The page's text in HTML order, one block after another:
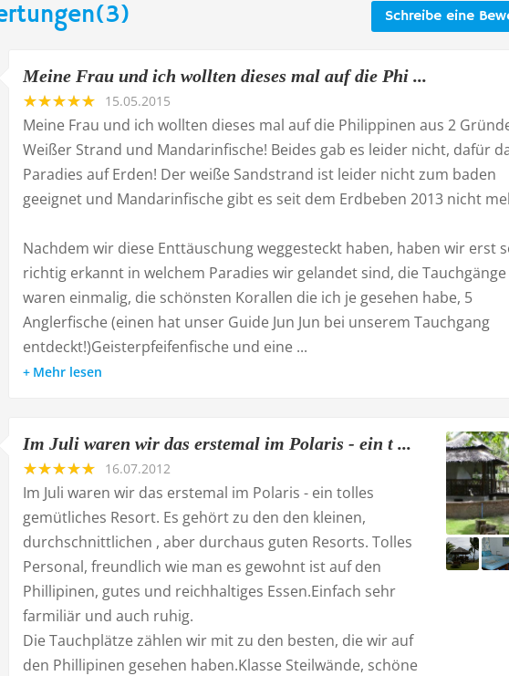
Schreibe eine
Meine Frau und ich wollten dieses mal auf die Phi ...
15.05.2015
Meine Frau und ich wollten dieses mal auf die Philippinen aus 2
Weißer Strand und Mandarinfische! Beides gab es leider nicht, dafür
Paradies auf Erden! Der weiße Sandstrand ist leider nicht zum baden
geeignet und Mandarinfische gibt es seit dem Erdbeben 2013 nicht
Nachdem wir diese Enttäuschung weggesteckt haben, haben wir erst
richtig erkannt in welchem Paradies wir gelandet sind, die Tauchgänge
waren einmalig, die schönsten Korallen die ich je gesehen habe, 5
Anglerfische (einen hat unser Guide Jun Jun bei unserem Tauchgang
entdeckt!)Geisterpfeifenfische und eine ...
Mehr lesen
Im Juli waren wir das erstemal im Polaris - ein t ...
16.07.2012
Im Juli waren wir das erstemal im Polaris - ein tolles
gemütliches Resort. Es gehört zu den den kleinen,
durchschnittlichen , aber durchaus guten Resorts. Tolles
Personal, freundlich wie man es gewohnt ist auf den
Phillipinen, gutes und reichhaltiges Essen.Einfach sehr
farmiliär und auch ruhig.
Die Tauchplätze zählen wir mit zu den besten, die wir auf
den Phillipinen gesehen haben.Klasse Steilwände, schöne